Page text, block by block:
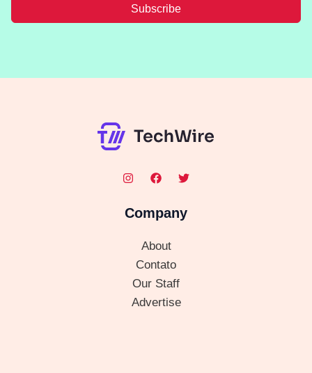
Subscribe
Company
About
Contato
Our Staff
Advertise